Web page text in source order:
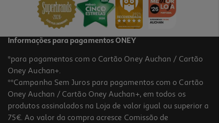
Informações para pagamentos ONEY
*para pagamentos com o Cartão Oney Auchan / Cartão
Oney Auchan+.
**Campanha Sem Juros para pagamentos com o Cartão
Oney Auchan / Cartão Oney Auchan+, em todos os
produtos assinalados na Loja de valor igual ou superior a
75€. Ao valor da compra acresce Comissão de